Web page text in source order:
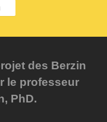
des Berzin
le professeur
PhD.